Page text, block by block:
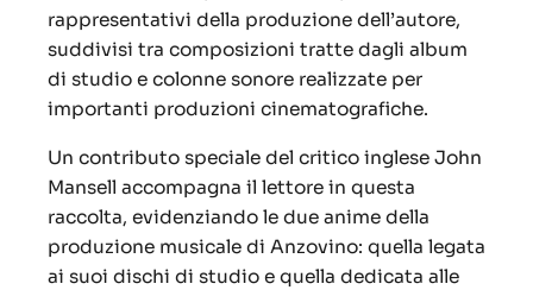
rappresentativi della produzione dell’autore,
suddivisi tra composizioni tratte dagli album
di studio e colonne sonore realizzate per
importanti produzioni cinematografiche.
Un contributo speciale del critico inglese John
Mansell accompagna il lettore in questa
raccolta, evidenziando le due anime della
produzione musicale di Anzovino: quella legata
ai suoi dischi di studio e quella dedicata alle